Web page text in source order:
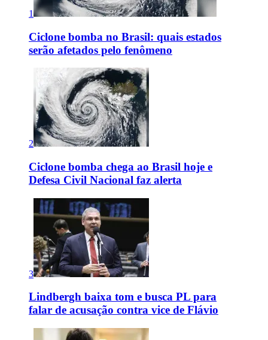
1
Ciclone bomba no Brasil: quais estados
serão afetados pelo fenômeno
2
Ciclone bomba chega ao Brasil hoje e
Defesa Civil Nacional faz alerta
3
Lindbergh baixa tom e busca PL para
falar de acusação contra vice de Flávio